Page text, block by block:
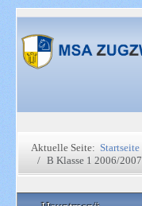
Aktuelle Seite: Startseite
B Klasse 1 2006/2007